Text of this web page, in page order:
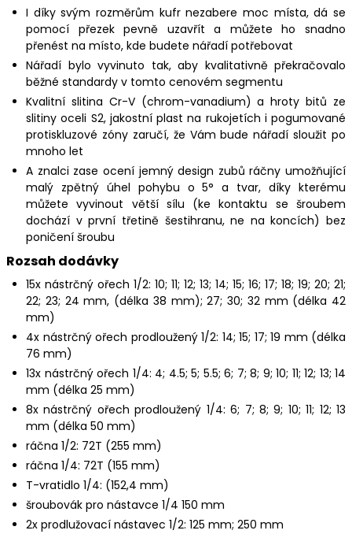
I díky svým rozměrům kufr nezabere moc místa, dá se
pomocí přezek pevně uzavřít a můžete ho snadno
přenést na místo, kde budete nářadí potřebovat
Nářadí bylo vyvinuto tak, aby kvalitativně překračovalo
běžné standardy v tomto cenovém segmentu
Kvalitní slitina Cr-V (chrom-vanadium) a hroty bitů ze
slitiny oceli S2, jakostní plast na rukojetích i pogumované
protiskluzové zóny zaručí, že Vám bude nářadí sloužit po
mnoho let
A znalci zase ocení jemný design zubů ráčny umožňující
malý zpětný úhel pohybu o 5° a tvar, díky kterému
můžete vyvinout větší sílu (ke kontaktu se šroubem
dochází v první třetině šestihranu, ne na koncích) bez
poničení šroubu
Rozsah dodávky
15x nástrčný ořech 1/2: 10; 11; 12; 13; 14; 15; 16; 17; 18; 19; 20; 21;
22; 23; 24 mm, (délka 38 mm); 27; 30; 32 mm (délka 42
mm)
4x nástrčný ořech prodloužený 1/2: 14; 15; 17; 19 mm (délka
76 mm)
13x nástrčný ořech 1/4: 4; 4.5; 5; 5.5; 6; 7; 8; 9; 10; 11; 12; 13; 14
mm (délka 25 mm)
8x nástrčný ořech prodloužený 1/4: 6; 7; 8; 9; 10; 11; 12; 13
mm (délka 50 mm)
ráčna 1/2: 72T (255 mm)
ráčna 1/4: 72T (155 mm)
T-vratidlo 1/4: (152,4 mm)
šroubovák pro nástavce 1/4 150 mm
2x prodlužovací nástavec 1/2: 125 mm; 250 mm